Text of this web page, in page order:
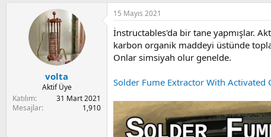
volta
Aktif Üye
Katılım
31 Mart 2021
Mesajlar
1,910
15 Mayıs 2021
İnstructables'da bir tane yapmışlar.
karbon organik maddeyi üstünde
Onlar simsiyah olur genelde.
Solder Fume Extractor With Activated